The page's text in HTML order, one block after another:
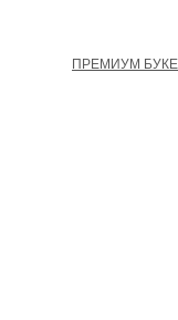
ПРЕМИУМ